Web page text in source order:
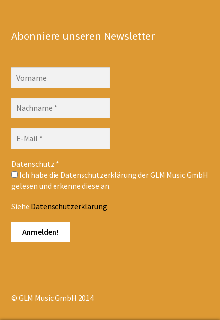
Abonniere unseren Newsletter
Datenschutz *
Ich habe die Datenschutzerklärung der GLM Music GmbH
gelesen und erkenne diese an.
Siehe Datenschutzerklärung
© GLM Music GmbH 2014